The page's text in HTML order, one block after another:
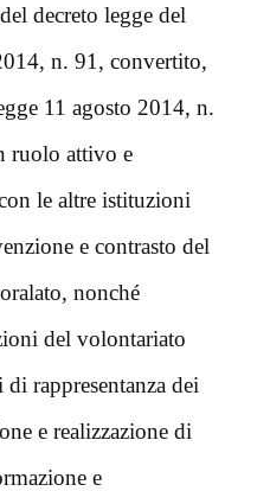
decreto legge del
n. 91, convertito,
11 agosto 2014, n.
ruolo attivo e
le altre istituzioni
e contrasto del
nonché
del volontariato
di rappresentanza dei
e realizzazione di
e